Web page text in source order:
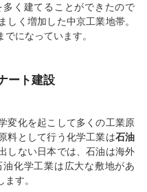
く建てることができたので
く増加した中京工業地帯。
になっています。
ート建設
変化を起こして多くの工業原
料として行う化学工業は石油
しない日本では、石油は海外
化学工業は広大な敷地があ
す。